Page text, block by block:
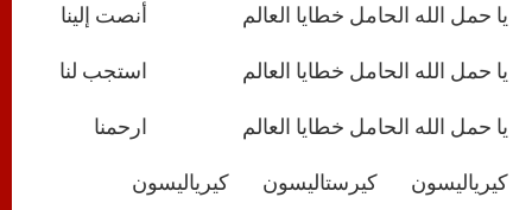
يا حمل الله الحامل خطايا العالم أنصت إلينا
يا حمل الله الحامل خطايا العالم استجب لنا
يا حمل الله الحامل خطايا العالم ارحمنا
كيرياليسون كيرستاليسون كيرياليسون